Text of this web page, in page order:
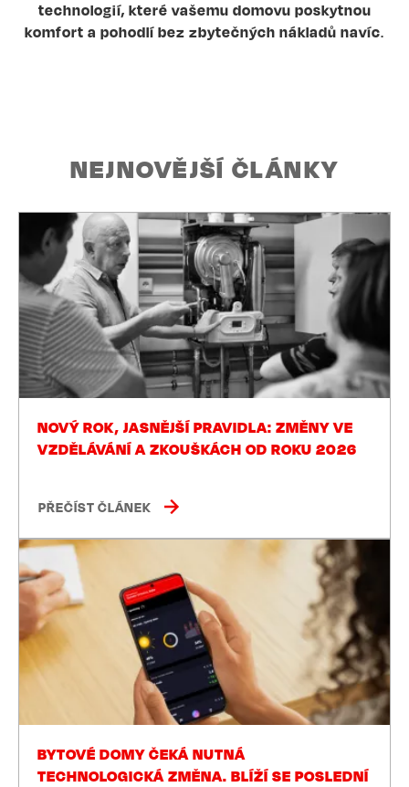
technologií, které vašemu domovu poskytnou
komfort a pohodlí bez zbytečných nákladů navíc.
NEJNOVĚJŠÍ ČLÁNKY
NOVÝ ROK, JASNĚJŠÍ PRAVIDLA: ZMĚNY VE
VZDĚLÁVÁNÍ A ZKOUŠKÁCH OD ROKU 2026
PŘEČÍST ČLÁNEK
BYTOVÉ DOMY ČEKÁ NUTNÁ
TECHNOLOGICKÁ ZMĚNA. BLÍŽÍ SE POSLEDNÍ